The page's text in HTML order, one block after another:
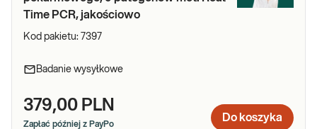
Time PCR, jakościowo
Kod pakietu: 7397
Badanie wysyłkowe
379,00 PLN
Zapłać później z PayPo
Do koszyka